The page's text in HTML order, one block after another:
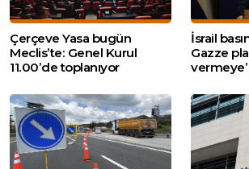
Çerçeve Yasa bugün
Meclis’te: Genel Kurul
11.00’de toplanıyor
İsrail
Gazze
vermeye’